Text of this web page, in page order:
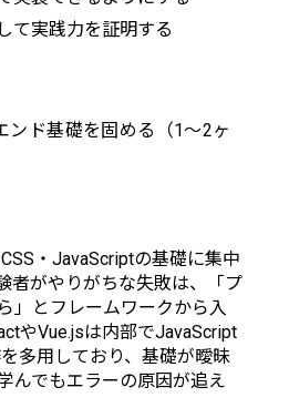
て実践力を証明する
ンド基礎を固める（1〜2ヶ
・JavaScriptの基礎に集中
者がやりがちな失敗は、「プ
」とフレームワークから入
やVue.jsは内部でJavaScript
多用しており、基礎が曖昧
んでもエラーの原因が追え